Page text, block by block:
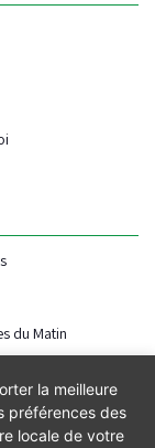
du Matin
la meilleure
préférences des
locale de votre